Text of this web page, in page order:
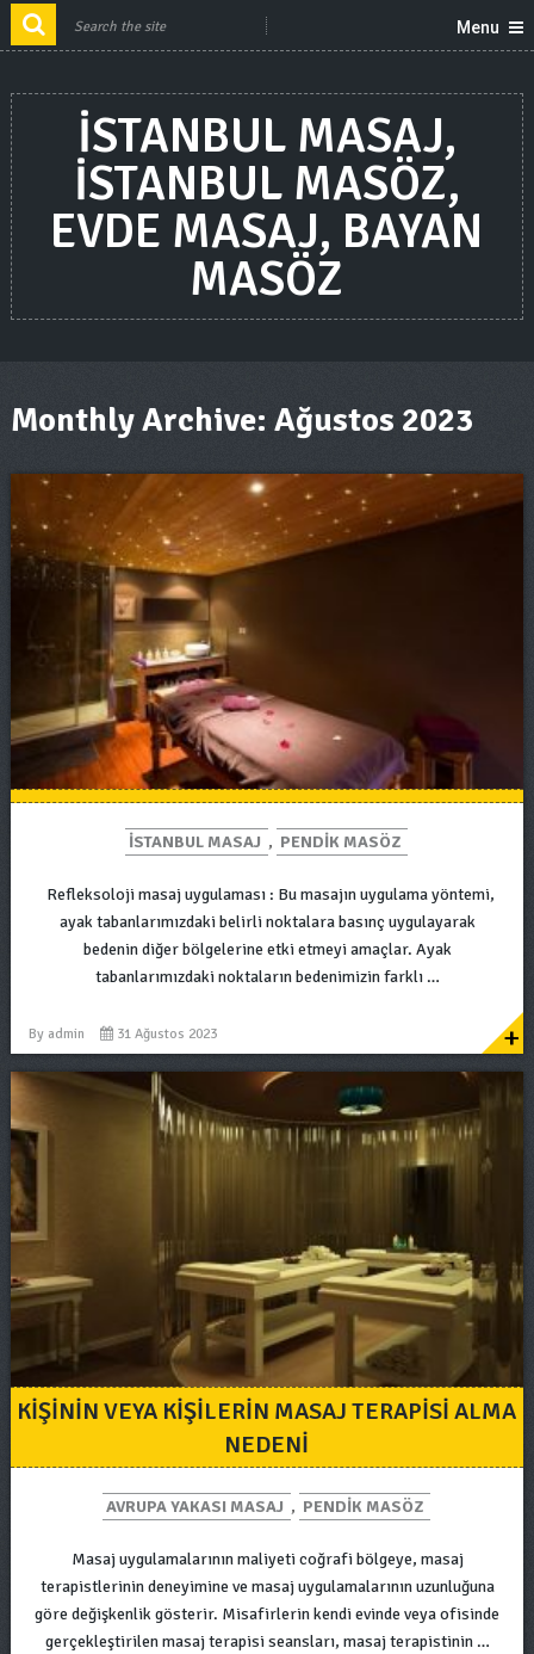
Menu
ISTANBUL MASAJ,
ISTANBUL MASÖZ,
EVDE MASAJ, BAYAN
MASÖZ
Monthly Archive: Ağustos 2023
ISTANBUL MASAJ , PENDIK MASÖZ
Refleksoloji masaj uygulaması : Bu masajın uygulama yöntemi,
ayak tabanlarımızdaki belirli noktalara basınç uygulayarak
bedenin diğer bölgelerine etki etmeyi amaçlar. Ayak
tabanlarımızdaki noktaların bedenimizin farklı …
By admin 31 Ağustos 2023 +
KIŞININ VEYA KIŞILERIN MASAJ TERAPISI ALMA
NEDENI
AVRUPA YAKASI MASAJ , PENDIK MASÖZ
Masaj uygulamalarının maliyeti coğrafi bölgeye, masaj
terapistlerinin deneyimine ve masaj uygulamalarının uzunluğuna
göre değişkenlik gösterir. Misafirlerin kendi evinde veya ofisinde
gerçekleştirilen masaj terapisi seansları, masaj terapistinin …